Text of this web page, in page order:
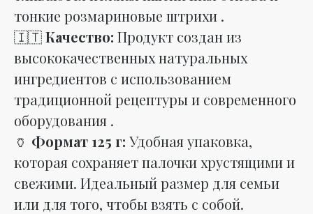
тонкие розмариновые штрихи .
🇮🇹Качество: Продукт создан из
высококачественных натуральных
ингредиентов с использованием
традиционной рецептуры и современного
оборудования .
🏺 Формат 125 г: Удобная упаковка,
которая сохраняет палочки хрустящими и
свежими. Идеальный размер для семьи
или для того, чтобы взять с собой.